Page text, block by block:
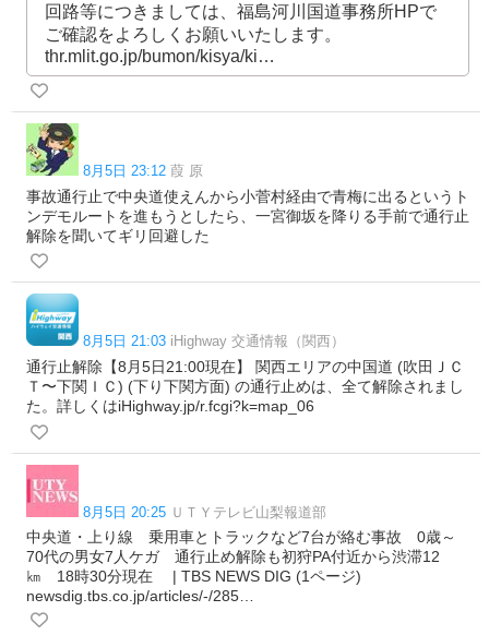
回路等につきましては、福島河川国道事務所HPで
ご確認をよろしくお願いいたします。
thr.mlit.go.jp/bumon/kisya/ki…
8月5日 23:12 葭 原
事故通行止で中央道使えんから小菅村経由で青梅に出るというト
ンデモルートを進もうとしたら、一宮御坂を降りる手前で通行止
解除を聞いてギリ回避した
8月5日 21:03 iHighway 交通情報（関西）
通行止解除【8月5日21:00現在】 関西エリアの中国道 (吹田ＪＣ
Ｔ〜下関ＩＣ) (下り下関方面) の通行止めは、全て解除されまし
た。詳しくはiHighway.jp/r.fcgi?k=map_06
8月5日 20:25 ＵＴＹテレビ山梨報道部
中央道・上り線 乗用車とトラックなど7台が絡む事故 0歳～
70代の男女7人ケガ 通行止め解除も初狩PA付近から渋滞12
㎞ 18時30分現在 | TBS NEWS DIG (1ページ)
newsdig.tbs.co.jp/articles/-/285…